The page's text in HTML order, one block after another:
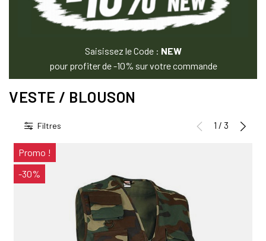
Saisissez le Code : NEW
pour profiter de -10% sur votre commande
VESTE / BLOUSON
Filtres 1 / 3
Promo !
-30%